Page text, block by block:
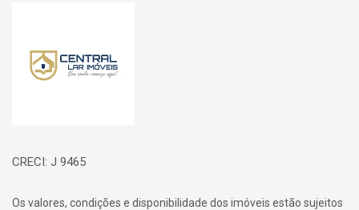
CRECI: J 9465
Os valores, condições e disponibilidade dos imóveis estão sujeitos